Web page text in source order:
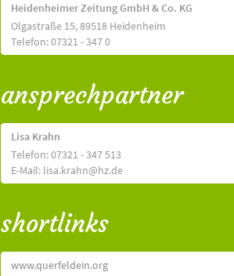
Heidenheimer Zeitung GmbH & Co. KG
Olgastraße 15, 89518 Heidenheim
Telefon: 07321 - 347 0
ansprechpartner
Lisa Krahn
Telefon: 07321 - 347 513
E-Mail: lisa.krahn@hz.de
shortlinks
www.querfeldein.org